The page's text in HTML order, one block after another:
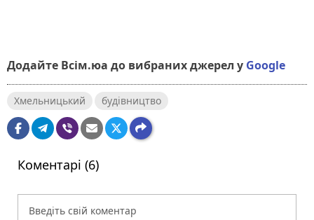
Додайте Всім.юа до вибраних джерел у Google
Хмельницький будівництво
Коментарі (6)